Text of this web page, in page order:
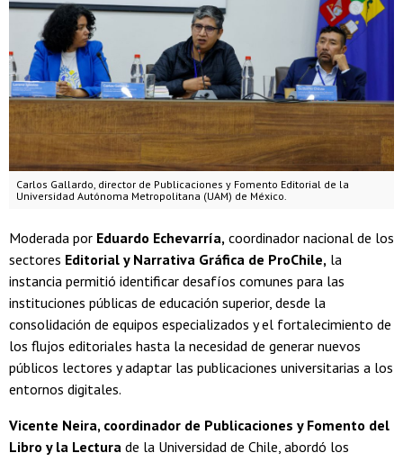
Carlos Gallardo, director de Publicaciones y Fomento Editorial de la
Universidad Autónoma Metropolitana (UAM) de México.
Moderada por Eduardo Echevarría, coordinador nacional de los
sectores Editorial y Narrativa Gráfica de ProChile, la
instancia permitió identificar desafíos comunes para las
instituciones públicas de educación superior, desde la
consolidación de equipos especializados y el fortalecimiento de
los flujos editoriales hasta la necesidad de generar nuevos
públicos lectores y adaptar las publicaciones universitarias a los
entornos digitales.
Vicente Neira, coordinador de Publicaciones y Fomento del
Libro y la Lectura de la Universidad de Chile, abordó los